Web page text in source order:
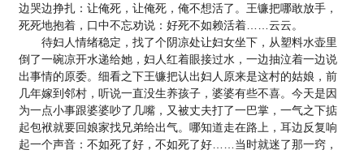
边哭边挣扎：让俺死，让俺死，俺不想活了。王镰把哪敢放手，
死死地抱着，口中不忘劝说：好死不如赖活着……云云。
待妇人情绪稳定，找了个阴凉处让妇女坐下，从塑料水壶里
倒了一碗凉开水递给她，妇人红着眼接过水，一边抽泣着一边说
出事情的原委。细看之下王镰把认出妇人原来是这村的姑娘，前
几年嫁到邻村，听说一直没生养孩子，婆婆有些不喜。今天是因
为一点小事跟婆婆吵了几嘴，又被丈夫打了一巴掌，一气之下掂
起包袱就要回娘家找兄弟给出气。哪知道走在路上，耳边反复响
起一个声音：不如死了好，不如死了好……当时就迷了那一窍，